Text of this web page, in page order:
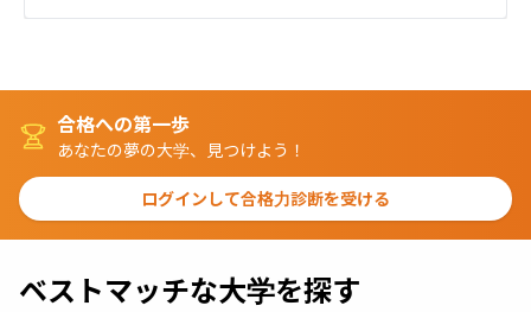
合格への第一歩
あなたの夢の大学、見つけよう！
ログインして合格力診断を受ける
ベストマッチな大学を探す